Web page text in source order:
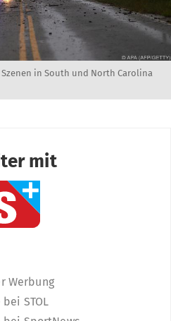
in South und North Carolina